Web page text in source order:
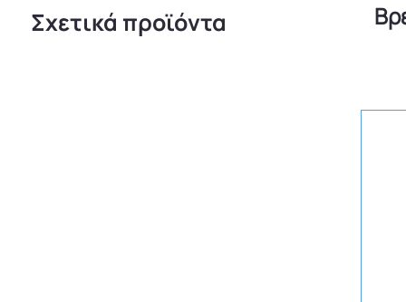
Σχετικά προϊόντα